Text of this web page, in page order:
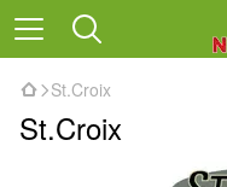
St.Croix
St.Croix